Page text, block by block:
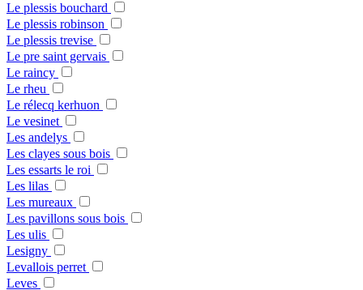
Le plessis bouchard
Le plessis robinson
Le plessis trevise
Le pre saint gervais
Le raincy
Le rheu
Le rélecq kerhuon
Le vesinet
Les andelys
Les clayes sous bois
Les essarts le roi
Les lilas
Les mureaux
Les pavillons sous bois
Les ulis
Lesigny
Levallois perret
Leves